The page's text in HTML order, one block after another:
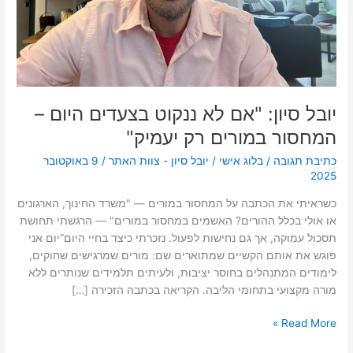
יובל סיון: "אם לא ננקוט בצעדים היום –
המחסור במורים רק יעמיק"
כתיבת תגובה /בלוג אישי / יובל סיון - צוות האתר/
9 באוקטובר
2025
כשראיתי את הכתבה על המחסור במורים — "משרד החינוך, הארגונים
או אולי בכלל ההורים? האשמים במחסור במורים" — הרגשתי תחושת
תסכול עמוקה, אך גם נחישות לפעול. נזכרתי כיצד בחיי היום־יום אני
פוגש את אותם הקשיים שמתוארים שם: מורים שמרגישים שחוקים,
לימודים המתנהלים בחוסר יציבות, ולעיתים תלמידים שנותרים ללא
מורה מקצועי בתחומי הליבה. הקריאה בכתבה הזכירה […]
במורים
רק
יעמיק"
Read More »